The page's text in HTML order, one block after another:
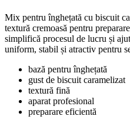
Mix pentru înghețată cu biscuit
textură cremoasă pentru
simplifică procesul de lucru și
uniform, stabil și atractiv pentru
bază pentru înghețată
gust de biscuit caramelizat
textură fină
aparat profesional
preparare eficientă